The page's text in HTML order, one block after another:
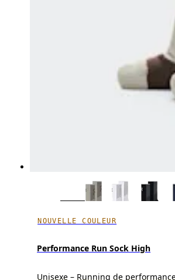
NOUVELLE COULEUR
Performance Run Sock High
Unisexe – Running de